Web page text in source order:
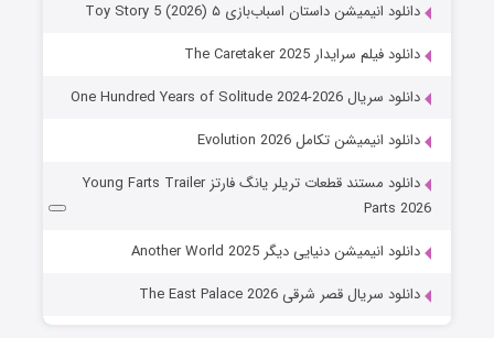
دانلود انیمیشن داستان اسباب‌بازی ۵ Toy Story 5 (2026)
دانلود فیلم سرایدار The Caretaker 2025
دانلود سریال One Hundred Years of Solitude 2024-2026
دانلود انیمیشن تکامل Evolution 2026
دانلود مستند قطعات تریلر یانگ فارتز Young Farts Trailer
Parts 2026
دانلود انیمیشن دنیایی دیگر Another World 2025
دانلود سریال قصر شرقی The East Palace 2026